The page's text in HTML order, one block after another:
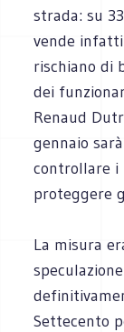
strada: su
vende infatti
rischiano di
dei
Renaud
gennaio
controllare i
proteggere
La misura
Settecento